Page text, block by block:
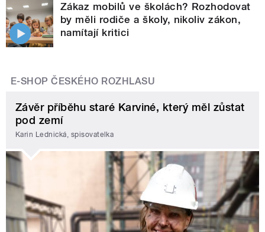
Zákaz mobilů ve školách? Rozhodovat
by měli rodiče a školy, nikoliv zákon,
namítají kritici
E-SHOP ČESKÉHO ROZHLASU
Závěr příběhu staré Karviné, který měl zůstat
pod zemí
Karin Lednická, spisovatelka